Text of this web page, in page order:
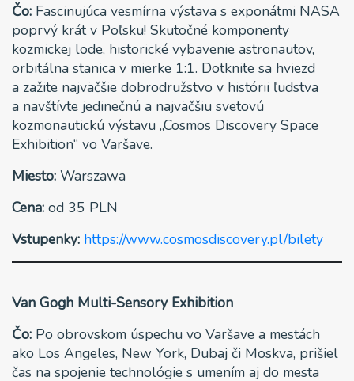
Čo: Fascinujúca vesmírna výstava s exponátmi NASA
poprvý krát v Poľsku! Skutočné komponenty
kozmickej lode, historické vybavenie astronautov,
orbitálna stanica v mierke 1:1. Dotknite sa hviezd
a zažite najväčšie dobrodružstvo v histórii ľudstva
a navštívte jedinečnú a najväčšiu svetovú
kozmonautickú výstavu „Cosmos Discovery Space
Exhibition“ vo Varšave.
Miesto: Warszawa
Cena: od 35 PLN
Vstupenky: https://www.cosmosdiscovery.pl/bilety
Van Gogh Multi-Sensory Exhibition
Čo: Po obrovskom úspechu vo Varšave a mestách
ako Los Angeles, New York, Dubaj či Moskva, prišiel
čas na spojenie technológie s umením aj do mesta